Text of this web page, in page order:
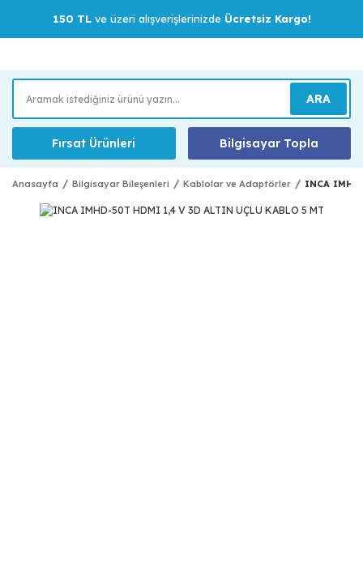
150 TLve üzeri alışverişlerinizde Ücretsiz Kargo!
ARA
Fırsat Ürünleri Bilgisayar Topla
Anasayfa Bilgisayar Bileşenleri Kablolar ve Adaptörler INCA